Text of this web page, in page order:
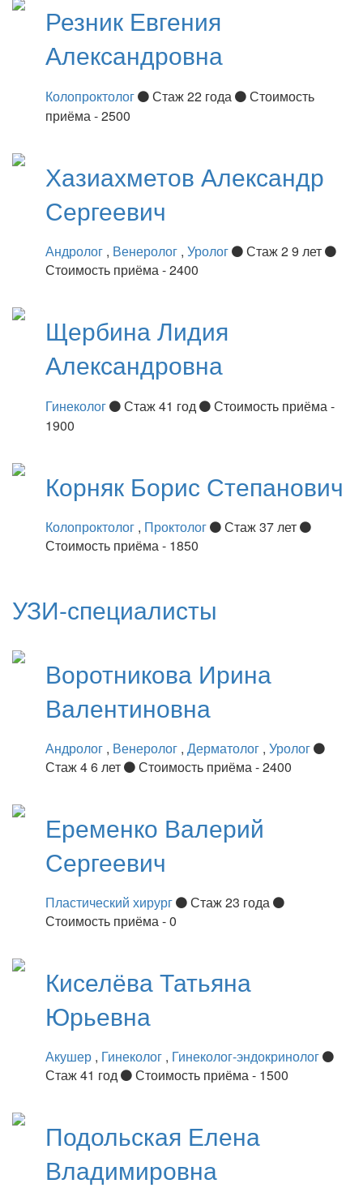
Резник Евгения
Александровна
Колопроктолог Стаж 22 года
Стоимость
приёма - 2500
Хазиахметов Александр
Сергеевич
Андролог , Венеролог , Уролог
Стаж 2 9 лет
Стоимость приёма - 2400
ЩербинаЛидия
Александровна
Гинеколог Стаж 41 год
Стоимость приёма -
1900
Корняк Борис Степанович
Колопроктолог , Проктолог
Стаж 37 лет
Стоимость приёма - 1850
УЗИ-специалисты
Воротникова Ирина
Валентиновна
Андролог , Венеролог , Дерматолог , Уролог
Стаж 4 6 лет
Стоимость приёма - 2400
Еременко Валерий
Сергеевич
Пластический хирург
Стаж 23 года
Стоимость приёма - 0
КиселёваТатьяна
Юрьевна
Акушер , Гинеколог , Гинеколог-эндокринолог
Стаж 41 год
Стоимость приёма - 1500
Подольская Елена
Владимировна